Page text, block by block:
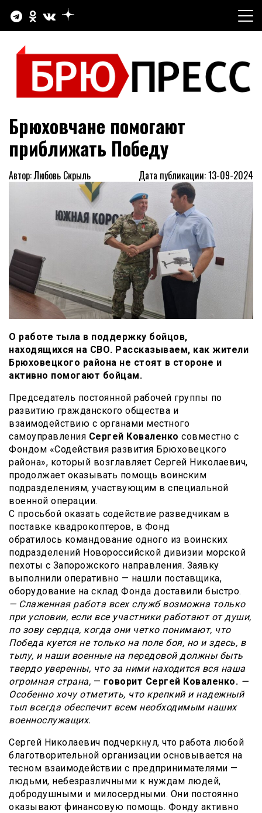
содержимому
БРЮПРЕСС
Официальный сайт газеты "Брюховецкие новости"
Брюховчане помогают
приближать Победу
Автор: Любовь Скрыль Дата публикации: 13-09-2024
О работе тыла в поддержку бойцов,
находящихся на СВО. Рассказываем, как жители
Брюховецкого района не стоят в стороне и
активно помогают бойцам.
Председатель постоянной рабочей группы по
развитию гражданского общества и
взаимодействию с органами местного
самоуправления Сергей Коваленко совместно с
Фондом «Содействия развития Брюховецкого
района», который возглавляет Сергей Николаевич,
продолжает оказывать помощь воинским
подразделениям, участвующим в специальной
военной операции.
С просьбой оказать содействие разведчикам в
поставке квадрокоптеров, в Фонд
обратилось командование одного из воинских
подразделений Новороссийской дивизии морской
пехоты с Запорожского направления. Заявку
выполнили оперативно — нашли поставщика,
оборудование на склад Фонда доставили быстро.
— Слаженная работа всех служб возможна только
при условии, если все участники работают от души,
по зову сердца, когда они четко понимают, что
Победа куется не только на поле боя, но и здесь, в
тылу, и наши военные на передовой должны быть
твердо уверенны, что за ними находится вся наша
огромная страна, — говорит Сергей Коваленко. —
Особенно хочу отметить, что крепкий и надежный
тыл всегда обеспечит всем необходимым наших
военнослужащих.
Сергей Николаевич подчеркнул, что работа любой
благотворительной организации основывается на
тесном взаимодействии с предпринимателями —
людьми, небезразличными к нуждам людей,
добродушными и милосердными. Они постоянно
оказывают финансовую помощь. Фонду активно